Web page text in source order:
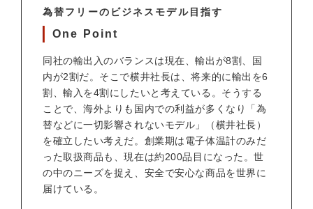
為替フリーのビジネスモデル目指す
One Point
同社の輸出入のバランスは現在、輸出が8割、国
内が2割だ。そこで横井社長は、将来的に輸出を6
割、輸入を4割にしたいと考えている。そうする
ことで、海外よりも国内での利益が多くなり「為
替などに一切影響されないモデル」（横井社長）
を確立したい考えだ。創業期は電子体温計のみだ
った取扱商品も、現在は約200品目になった。世
の中のニーズを捉え、安全で安心な商品を世界に
届けている。